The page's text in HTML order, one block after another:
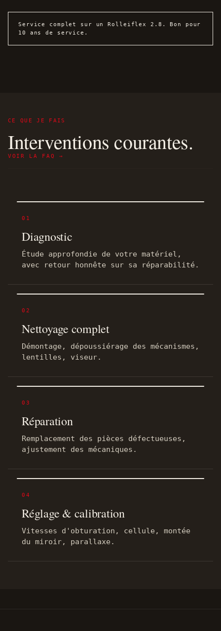
Service complet sur un Rolleiflex 2.8. Bon pour
10 ans de service.
CE QUE JE FAIS
Interventions courantes.
VOIR LA FAQ →
01
Diagnostic
Étude approfondie de votre matériel,
avec retour honnête sur sa réparabilité.
02
Nettoyage complet
Démontage, dépoussiérage des mécanismes,
lentilles, viseur.
03
Réparation
Remplacement des pièces défectueuses,
ajustement des mécaniques.
04
Réglage & calibration
Vitesses d'obturation, cellule, montée
du miroir, parallaxe.